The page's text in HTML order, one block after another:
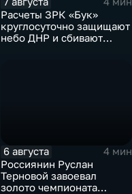
Расчеты ЗРК «Бук»
круглосуточно защищают
небо ДНР и сбивают
6 августа
4 мин
Россиянин Руслан
Терновой завоевал
золото чемпионата